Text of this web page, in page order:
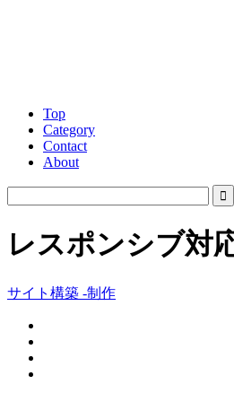
Top
Category
Contact
About
レスポンシブ対
サイト構築 -制作